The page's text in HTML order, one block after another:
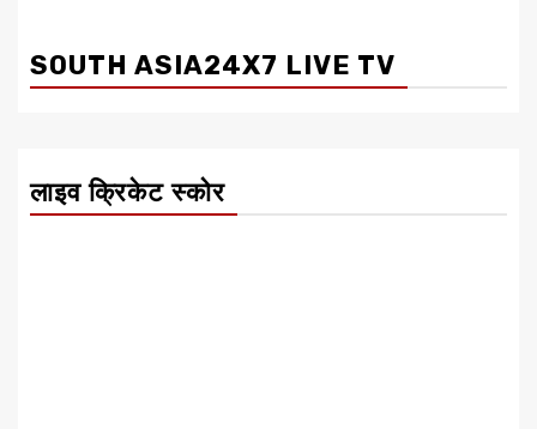
SOUTH ASIA24X7 LIVE TV
लाइव क्रिकेट स्कोर